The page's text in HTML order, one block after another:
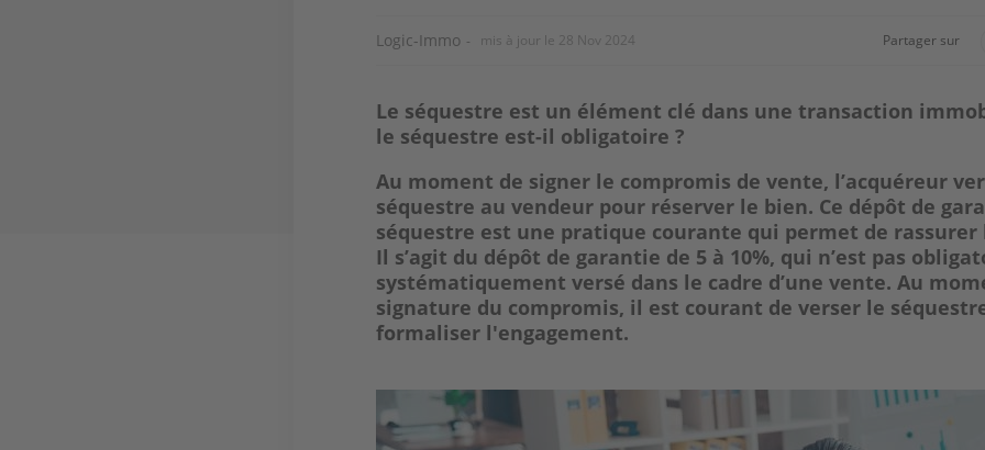
Logic-Immo mis à jour le 28 Nov 2024 Partager sur
Le séquestre est un élément clé dans une transaction
le séquestre est-il obligatoire ?
Au moment de signer le compromis de vente, l’acquéreur
séquestre au vendeur pour réserver le bien. Ce dépôt de
séquestre est une pratique courante qui permet de rassurer
Il s’agit du dépôt de garantie de 5 à 10%, qui n’est pas
systématiquement versé dans le cadre d’une vente. Au
signature du compromis, il est courant de verser le
formaliser l'engagement.